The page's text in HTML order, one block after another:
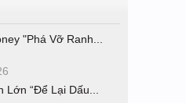
"Phá Vỡ Ranh...
Lớn “Để Lại Dấu...